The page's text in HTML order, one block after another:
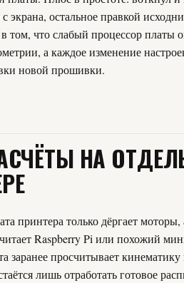
с экрана, остальное правкой
что слабый процессор платы
а каждое изменение
новой прошивки.
НА
принтера только дёргает
Raspberry Pi или похожий
заранее просчитывает
лишь отработать готовое